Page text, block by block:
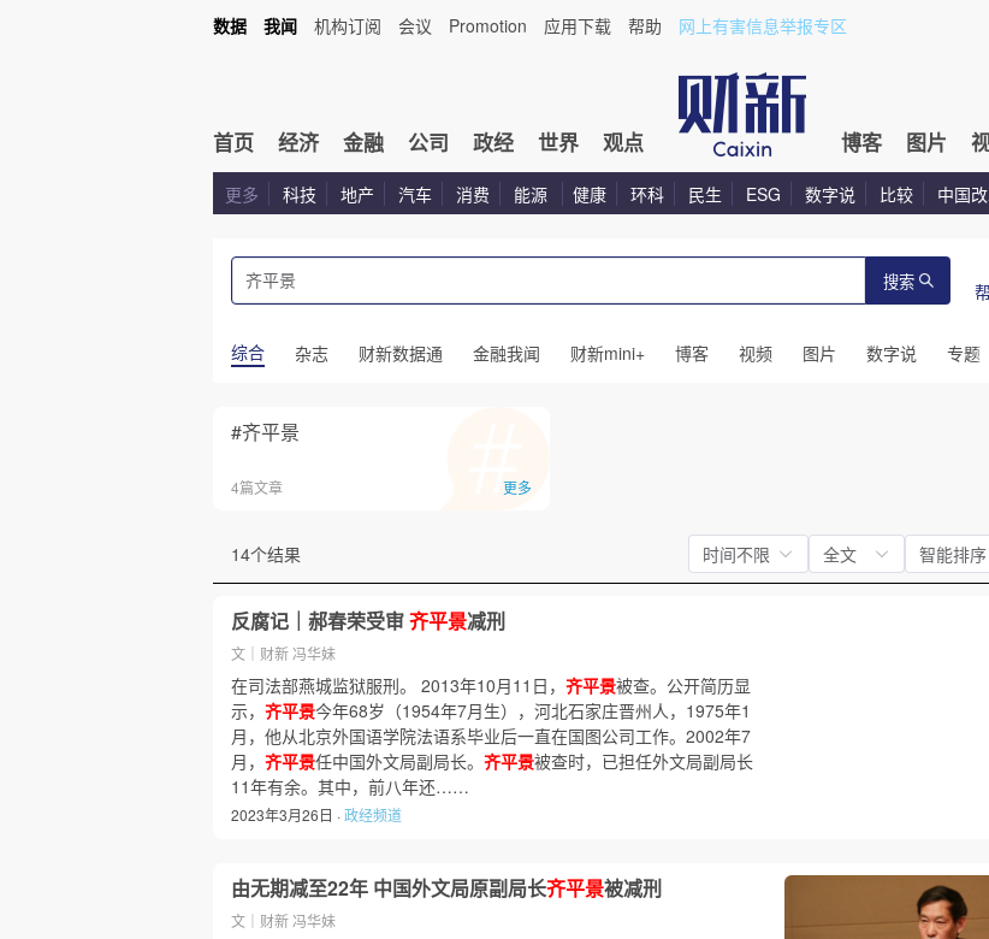
数据 我闻 机构订阅 会议 Promotion 应用下载 帮助 网上有害信息举报专区
首页 经济 金融 公司 政经 世界 观点 博客 图片
更多 科技 地产 汽车 消费 能源 健康 环科 民生 ESG 数字说 比较 中国
搜索
综合 杂志 财新数据通 金融我闻 财新mini+ 博客 视频 图片 数字说 专题
#齐平景
4篇文章 更多
14个结果 时间不限 全文 智能排序
反腐记｜郝春荣受审齐平景减刑
文｜财新 冯华妹
在司法部燕城监狱服刑。 2013年10月11日， 齐平景被查。公开简历显
示， 齐平景今年68岁（1954年7月生），河北石家庄晋州人，1975年1
月，他从北京外国语学院法语系毕业后一直在国图公司工作。2002年7
月， 齐平景任中国外文局副局长。 齐平景被查时，已担任外文局副局长
11年有余。其中，前八年还……
2023年3月26日 ·政经频道
由无期减至22年 中国外文局原副局长齐平景被减刑
文｜财新 冯华妹